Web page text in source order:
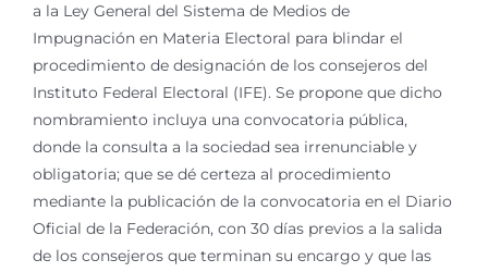
a la Ley General del Sistema de Medios de
Impugnación en Materia Electoral para blindar el
procedimiento de designación de los consejeros del
Instituto Federal Electoral (IFE). Se propone que dicho
nombramiento incluya una convocatoria pública,
donde la consulta a la sociedad sea irrenunciable y
obligatoria; que se dé certeza al procedimiento
mediante la publicación de la convocatoria en el Diario
Oficial de la Federación, con 30 días previos a la salida
de los consejeros que terminan su encargo y que las